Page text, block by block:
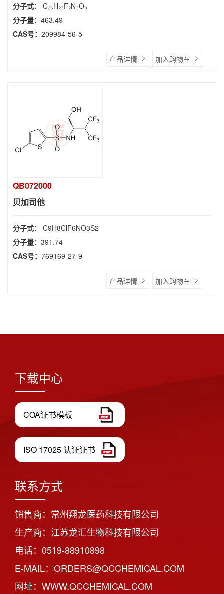
分子式： C₂₆H₂₃F₂N₃O₃
分子量： 463.49
CAS号： 209984-56-5
产品详情 加入购物车
QB072000
贝加司他
分子式： C9H8ClF6NO3S2
分子量： 391.74
CAS号： 769169-27-9
产品详情 加入购物车
下载中心
COA证书模板
ISO 17025 认证证书
联系方式
销售商：常州翔龙医药科技有限公司
生产商：江苏龙汇生物科技有限公司
电话：0519-88910898
E-MAIL：ORDERS@QCCHEMICAL.COM
网址：WWW.QCCHEMICAL.COM